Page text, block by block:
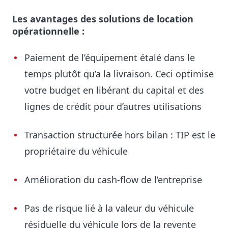
Les avantages des solutions de location
opérationnelle :
Paiement de l’équipement étalé dans le
temps plutôt qu’a la livraison. Ceci optimise
votre budget en libérant du capital et des
lignes de crédit pour d’autres utilisations
Transaction structurée hors bilan : TIP est le
propriétaire du véhicule
Amélioration du cash-flow de l’entreprise
Pas de risque lié à la valeur du véhicule
résiduelle du véhicule lors de la revente